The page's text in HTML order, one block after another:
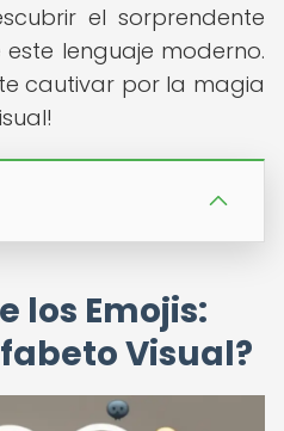
el sorprendente
lenguaje moderno.
cautivar por la magia
los Emojis:
Visual?